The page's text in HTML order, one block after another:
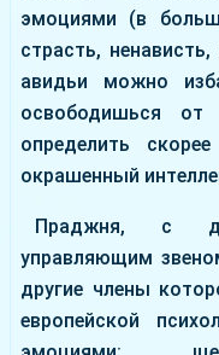
эмоциями (в
страсть,
авидьи можно
освободишься
определить
окрашенный
Праджня, с
управляющим
другие члены
европейской